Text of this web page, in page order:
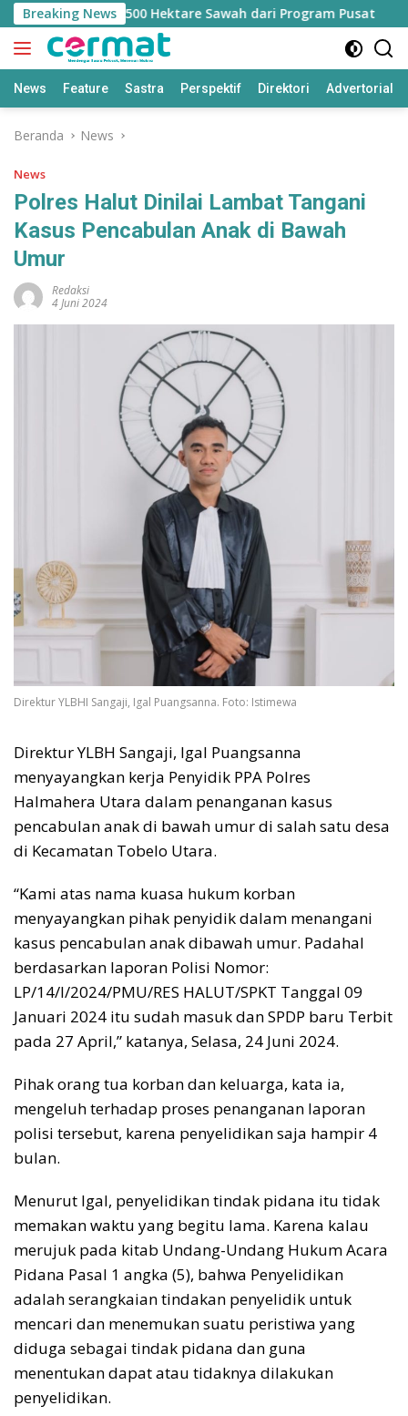
Langsung
ke
konten
Breaking News
Jatah 7.500 Hektare Sawah dari Program Pusat
News Feature Sastra Perspektif Direktori Advertorial
Beranda News
News
Polres Halut Dinilai Lambat Tangani
Kasus Pencabulan Anak di Bawah
Umur
Redaksi
4 Juni 2024
Direktur YLBHI Sangaji, Igal Puangsanna. Foto: Istimewa
Direktur YLBH Sangaji, Igal Puangsanna
menyayangkan kerja Penyidik PPA Polres
Halmahera Utara dalam penanganan kasus
pencabulan anak di bawah umur di salah satu desa
di Kecamatan Tobelo Utara.
“Kami atas nama kuasa hukum korban
menyayangkan pihak penyidik dalam menangani
kasus pencabulan anak dibawah umur. Padahal
berdasarkan laporan Polisi Nomor:
LP/14/I/2024/PMU/RES HALUT/SPKT Tanggal 09
Januari 2024 itu sudah masuk dan SPDP baru Terbit
pada 27 April,” katanya, Selasa, 24 Juni 2024.
Pihak orang tua korban dan keluarga, kata ia,
mengeluh terhadap proses penanganan laporan
polisi tersebut, karena penyelidikan saja hampir 4
bulan.
Menurut Igal, penyelidikan tindak pidana itu tidak
memakan waktu yang begitu lama. Karena kalau
merujuk pada kitab Undang-Undang Hukum Acara
Pidana Pasal 1 angka (5), bahwa Penyelidikan
adalah serangkaian tindakan penyelidik untuk
mencari dan menemukan suatu peristiwa yang
diduga sebagai tindak pidana dan guna
menentukan dapat atau tidaknya dilakukan
penyelidikan.